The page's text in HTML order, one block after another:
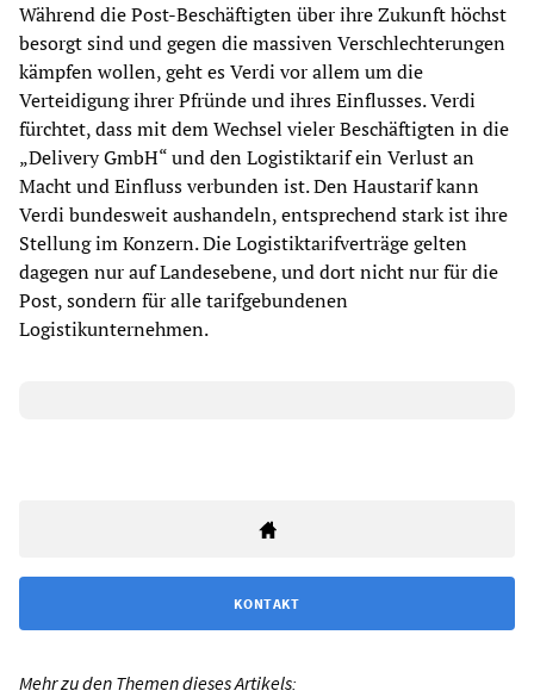
Während die Post-Beschäftigten über ihre Zukunft höchst
besorgt sind und gegen die massiven Verschlechterungen
kämpfen wollen, geht es Verdi vor allem um die
Verteidigung ihrer Pfründe und ihres Einflusses. Verdi
fürchtet, dass mit dem Wechsel vieler Beschäftigten in die
„Delivery GmbH“ und den Logistiktarif ein Verlust an
Macht und Einfluss verbunden ist. Den Haustarif kann
Verdi bundesweit aushandeln, entsprechend stark ist ihre
Stellung im Konzern. Die Logistiktarifverträge gelten
dagegen nur auf Landesebene, und dort nicht nur für die
Post, sondern für alle tarifgebundenen
Logistikunternehmen.
KONTAKT
Mehr zu den Themen dieses Artikels: